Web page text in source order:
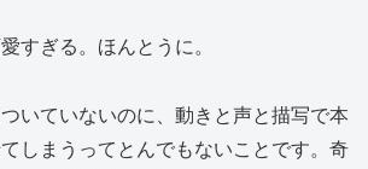
すぎる。ほんとうに。
いていないのに、動きと声と描写で本
しまうってとんでもないことです。奇